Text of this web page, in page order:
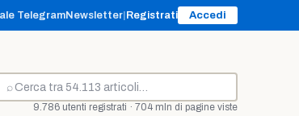
TelegramNewsletter Registrati Accedi
⌕
Cerca
9.786 utenti registrati · 704 mln di pagine viste